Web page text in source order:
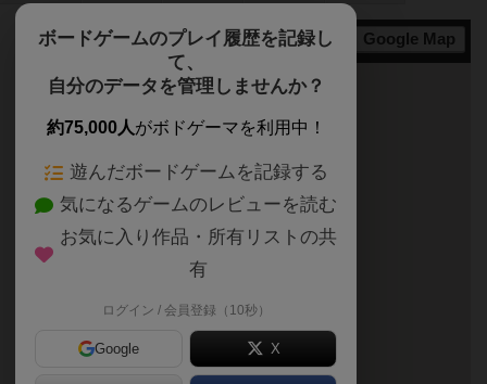
地図 Google Map
ボードゲームのプレイ履歴を記録し
て、
自分のデータを管理しませんか？
約75,000人がボドゲーマを利用中！
遊んだボードゲームを記録する
気になるゲームのレビューを読む
お気に入り作品・所有リストの共
有
ログイン / 会員登録（10秒）
Google X